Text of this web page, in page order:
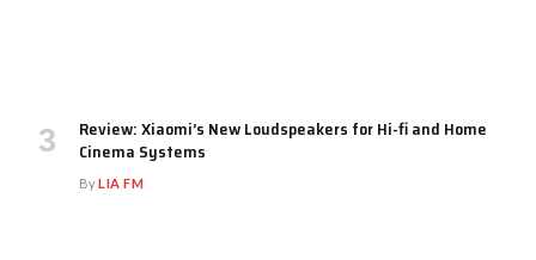
Review: Xiaomi’s New Loudspeakers for Hi-fi and Home
Cinema Systems
ByLIA FM